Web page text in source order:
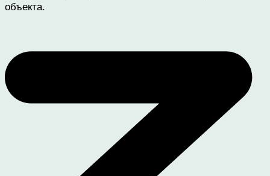
объекта.